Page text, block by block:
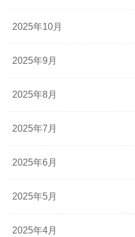
2025年10月
2025年9月
2025年8月
2025年7月
2025年6月
2025年5月
2025年4月